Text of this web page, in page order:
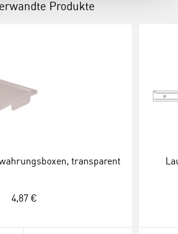
Produkte
transparent
4,87 €